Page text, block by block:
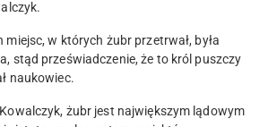
miejsc, w których żubr przetrwał, była
stąd przeświadczenie, że to król puszczy
naukowiec.
żubr jest największym lądowym